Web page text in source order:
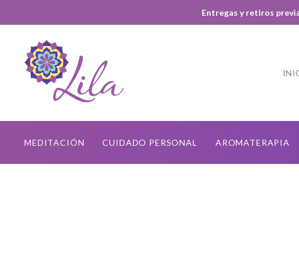
Entregas y retiros
MEDITACIÓN CUIDADO PERSONAL AROMATERAPIA